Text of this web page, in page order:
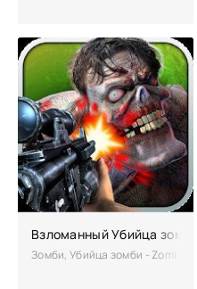
Взломанный Убийца
Зомби, Убийца зомби - Zombie